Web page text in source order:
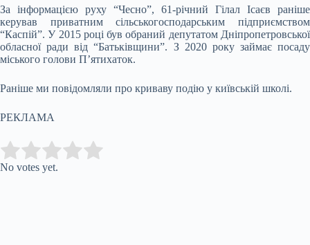
За інформацією руху “Чесно”, 61-річний Гілал Ісаєв раніше
керував приватним сільськогосподарським підприємством
“Каспій”. У 2015 році був обраний депутатом Дніпропетровської
обласної ради від “Батьківщини”. З 2020 року займає посаду
міського голови П’ятихаток.
Раніше ми повідомляли про криваву подію у київській школі.
РЕКЛАМА
Rate this item:
No votes yet.